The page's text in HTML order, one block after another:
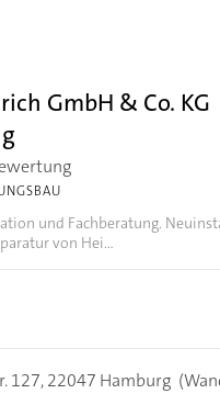
GmbH & Co. KG
und Fachberatung.
von Hei...
127,22047 Hamburg